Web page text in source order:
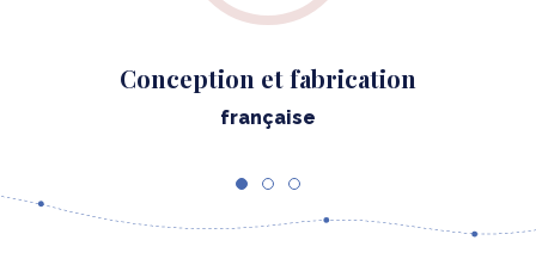
Conception et fabrication
française